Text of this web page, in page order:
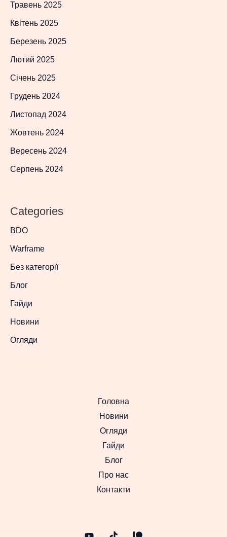
Травень 2025
Квітень 2025
Березень 2025
Лютий 2025
Січень 2025
Грудень 2024
Листопад 2024
Жовтень 2024
Вересень 2024
Серпень 2024
Categories
BDO
Warframe
Без категорії
Блог
Гайди
Новини
Огляди
Головна
Новини
Огляди
Гайди
Блог
Про нас
Контакти